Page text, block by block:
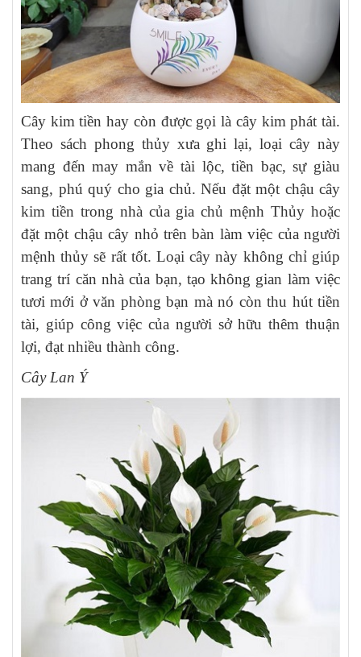
Cây kim tiền hay còn được gọi là cây kim phát tài.
Theo sách phong thủy xưa ghi lại, loại cây này
mang đến may mắn về tài lộc, tiền bạc, sự giàu
sang, phú quý cho gia chủ. Nếu đặt một chậu cây
kim tiền trong nhà của gia chủ mệnh Thủy hoặc
đặt một chậu cây nhỏ trên bàn làm việc của người
mệnh thủy sẽ rất tốt. Loại cây này không chỉ giúp
trang trí căn nhà của bạn, tạo không gian làm việc
tươi mới ở văn phòng bạn mà nó còn thu hút tiền
tài, giúp công việc của người sở hữu thêm thuận
lợi, đạt nhiều thành công.
Cây Lan Ý